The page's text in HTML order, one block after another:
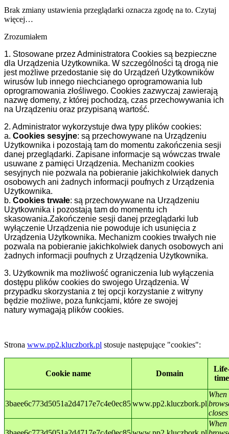
Brak zmiany ustawienia przeglądarki oznacza zgodę na to. Czytaj
więcej…
Zrozumiałem
1. Stosowane przez Administratora Cookies są bezpieczne
dla Urządzenia Użytkownika. W szczególności tą drogą nie
jest możliwe przedostanie się do Urządzeń Użytkowników
wirusów lub innego niechcianego oprogramowania lub
oprogramowania złośliwego. Cookies zazwyczaj zawierają
nazwę domeny, z której pochodzą, czas przechowywania ich
na Urządzeniu oraz przypisaną wartość.
2. Administrator wykorzystuje dwa typy plików cookies:
a. Cookies sesyjne: są przechowywane na Urządzeniu
Użytkownika i pozostają tam do momentu zakończenia sesji
danej przeglądarki. Zapisane informacje są wówczas trwale
usuwane z pamięci Urządzenia. Mechanizm cookies
sesyjnych nie pozwala na pobieranie jakichkolwiek danych
osobowych ani żadnych informacji poufnych z Urządzenia
Użytkownika.
b. Cookies trwałe: są przechowywane na Urządzeniu
Użytkownika i pozostają tam do momentu ich
skasowania.Zakończenie sesji danej przeglądarki lub
wyłączenie Urządzenia nie powoduje ich usunięcia z
Urządzenia Użytkownika. Mechanizm cookies trwałych nie
pozwala na pobieranie jakichkolwiek danych osobowych ani
żadnych informacji poufnych z Urządzenia Użytkownika.
3. Użytkownik ma możliwość ograniczenia lub wyłączenia
dostępu plików cookies do swojego Urządzenia. W
przypadku skorzystania z tej opcji korzystanie z witryny
będzie możliwe, poza funkcjami, które ze swojej
natury wymagają plików cookies.
Strona www.pp2.kluczbork.pl stosuje następujące "cookies":
Cookie name Domain
time
3baee6c773d5051a2d4717e7c4e0ec85www.pp2.kluczbork.pl
When
closes
When